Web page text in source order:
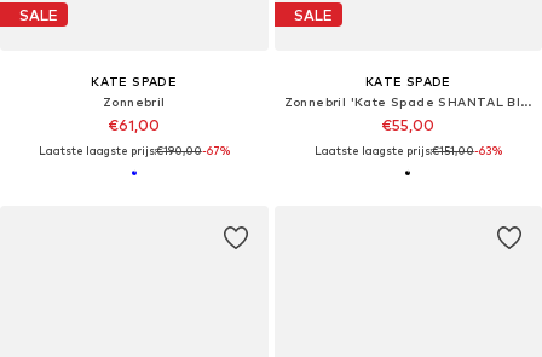
SALE
KATE SPADE
Zonnebril
€61,00
Laatste laagste prijs:€190,00-67%
SALE
KATE SPADE
Zonnebril 'Kate Spade SHANTAL Black white 50/17/135 WOMAN Eyewear Frame'
€55,00
Laatste laagste prijs:€151,00-63%